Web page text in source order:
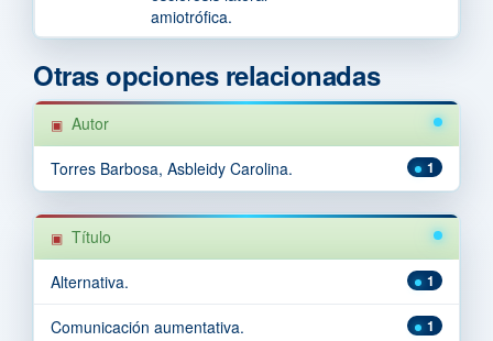
amiotrófica.
Otras opciones relacionadas
Autor
1
Torres Barbosa, Asbleidy Carolina.
Título
1
Alternativa.
1
Comunicación aumentativa.